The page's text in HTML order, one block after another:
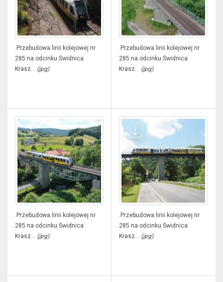
.Przebudowa linii kolejowej nr
285 na odcinku Świdnica
Krasz... (jpg)
.Przebudowa linii kolejowej nr
285 na odcinku Świdnica
Krasz... (jpg)
.Przebudowa linii kolejowej nr
285 na odcinku Świdnica
Krasz... (jpg)
.Przebudowa linii kolejowej nr
285 na odcinku Świdnica
Krasz... (jpg)